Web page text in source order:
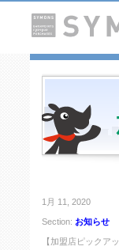
1月 11, 2020
Section: お知らせ
【加盟店ピックアッ